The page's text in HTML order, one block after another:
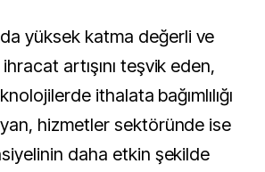
yüksek katma değerli ve
artışını teşvik eden,
ithalata bağımlılığı
hizmetler sektöründe ise
daha etkin şekilde